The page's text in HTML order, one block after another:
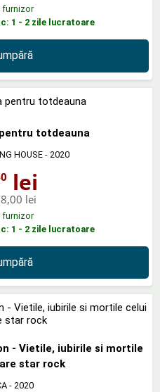
furnizor
1 - 2 zile lucratoare
totdeauna
HOUSE- 2020
lei
lei
furnizor
1 - 2 zile lucratoare
- Vietile, iubirile si mortile
star rock
- 2020